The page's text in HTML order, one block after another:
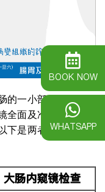
的一小部份，无论在
全面及准确，所以医
下是两者之间相似之
大肠内窥镜检查
BOOK NOW
WHATSAPP